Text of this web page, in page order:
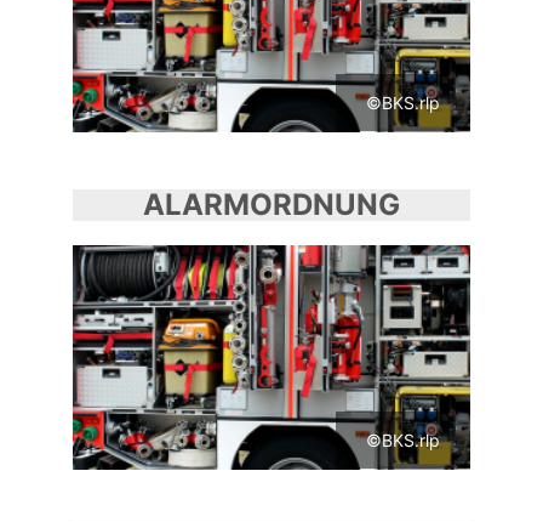
©BKS.rlp
ALARMORDNUNG
©BKS.rlp